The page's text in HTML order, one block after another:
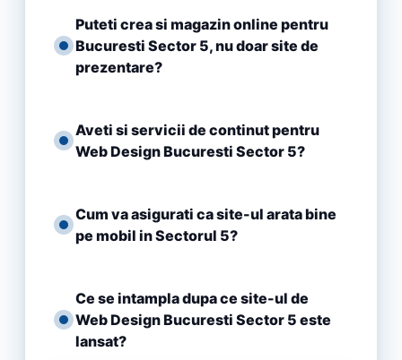
Puteti crea si magazin online pentru
Bucuresti Sector 5, nu doar site de
prezentare?
Aveti si servicii de continut pentru
Web Design Bucuresti Sector 5?
Cum va asigurati ca site-ul arata bine
pe mobil in Sectorul 5?
Ce se intampla dupa ce site-ul de
Web Design Bucuresti Sector 5 este
lansat?